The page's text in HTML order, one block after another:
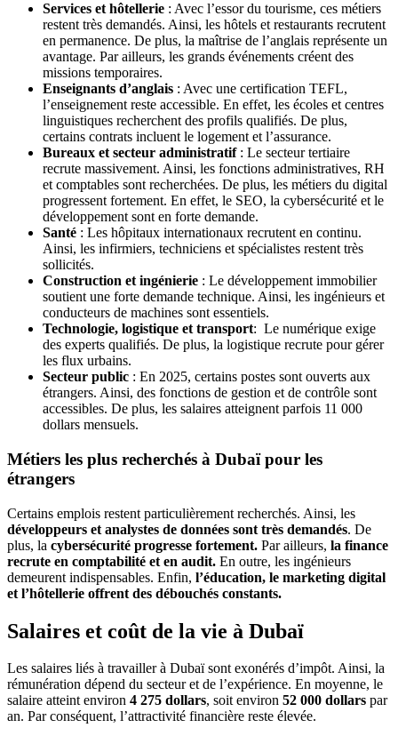
Services et hôtellerie : Avec l’essor du tourisme, ces métiers
restent très demandés. Ainsi, les hôtels et restaurants recrutent
en permanence. De plus, la maîtrise de l’anglais représente un
avantage. Par ailleurs, les grands événements créent des
missions temporaires.
Enseignants d’anglais : Avec une certification TEFL,
l’enseignement reste accessible. En effet, les écoles et centres
linguistiques recherchent des profils qualifiés. De plus,
certains contrats incluent le logement et l’assurance.
Bureaux et secteur administratif: Le secteur tertiaire
recrute massivement. Ainsi, les fonctions administratives, RH
et comptables sont recherchées. De plus, les métiers du digital
progressent fortement. En effet, le SEO, la cybersécurité et le
développement sont en forte demande.
Santé : Les hôpitaux internationaux recrutent en continu.
Ainsi, les infirmiers, techniciens et spécialistes restent très
sollicités.
Construction et ingénierie : Le développement immobilier
soutient une forte demande technique. Ainsi, les ingénieurs et
conducteurs de machines sont essentiels.
Technologie, logistique et transport: Le numérique exige
des experts qualifiés. De plus, la logistique recrute pour gérer
les flux urbains.
Secteur public : En 2025, certains postes sont ouverts aux
étrangers. Ainsi, des fonctions de gestion et de contrôle sont
accessibles. De plus, les salaires atteignent parfois 11 000
dollars mensuels.
Métiers les plus recherchés à Dubaï pour les
étrangers
Certains emplois restent particulièrement recherchés. Ainsi, les
développeurs et analystes de données sont très demandés. De
plus, la cybersécurité progresse fortement. Par ailleurs, la finance
recrute en comptabilité et en audit. En outre, les ingénieurs
demeurent indispensables. Enfin, l’éducation, le marketing digital
et l’hôtellerie offrent des débouchés constants.
Salaires et coût de la vie à Dubaï
Les salaires liés à travailler à Dubaï sont exonérés d’impôt. Ainsi, la
rémunération dépend du secteur et de l’expérience. En moyenne, le
salaire atteint environ 4 275 dollars, soit environ 52 000 dollars par
an. Par conséquent, l’attractivité financière reste élevée.